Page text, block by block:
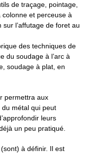
de traçage, pointage,
colonne et perceuse à
l’affutage de foret au
des techniques de
du soudage à l’arc à
soudage à plat, en
permettra aux
métal qui peut
leurs
un peu pratiqué.
à définir. Il est